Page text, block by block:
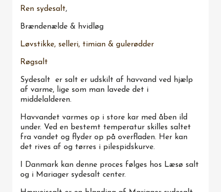
Ren sydesalt,
Brændenælde & hvidløg
Løvstikke, selleri, timian & gulerødder
Røgsalt
Sydesalt er salt er udskilt af havvand ved hjælp
af varme, lige som man lavede det i
middelalderen.
Havvandet varmes op i store kar med åben ild
under. Ved en bestemt temperatur skilles saltet
fra vandet og flyder op på overfladen. Her kan
det rives af og tørres i pilespidskurve.
I Danmark kan denne proces følges hos Læsø salt
og i Mariager sydesalt center.